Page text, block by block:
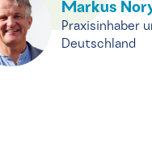
Markus
Praxisinhaber
Deutschland